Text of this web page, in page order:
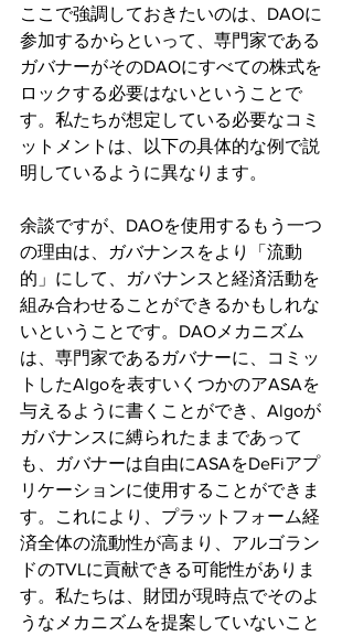
ここで強調しておきたいのは、DAOに
参加するからといって、専門家である
ガバナーがそのDAOにすべての株式を
ロックする必要はないということで
す。私たちが想定している必要なコミ
ットメントは、以下の具体的な例で説
明しているように異なります。
余談ですが、DAOを使用するもう一つ
の理由は、ガバナンスをより「流動
的」にして、ガバナンスと経済活動を
組み合わせることができるかもしれな
いということです。DAOメカニズム
は、専門家であるガバナーに、コミッ
トしたAlgoを表すいくつかのアASAを
与えるように書くことができ、Algoが
ガバナンスに縛られたままであって
も、ガバナーは自由にASAをDeFiアプ
リケーションに使用することができま
す。これにより、プラットフォーム経
済全体の流動性が高まり、アルゴラン
ドのTVLに貢献できる可能性がありま
す。私たちは、財団が現時点でそのよ
うなメカニズムを提案していないこと